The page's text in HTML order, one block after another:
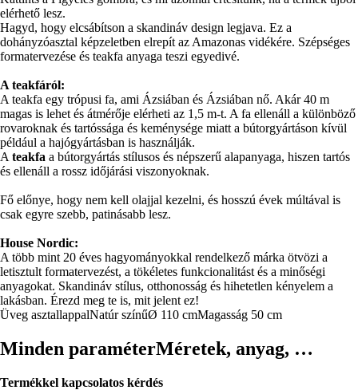
elérhető lesz.
Hagyd, hogy elcsábítson a skandináv design legjava. Ez a
dohányzóasztal képzeletben elrepít az Amazonas vidékére. Szépséges
formatervezése és teakfa anyaga teszi egyedivé.
A teakfáról:
A teakfa egy trópusi fa, ami Ázsiában és Ázsiában nő. Akár 40 m
magas is lehet és átmérője elérheti az 1,5 m-t. A fa ellenáll a különböző
rovaroknak és tartóssága és keménysége miatt a bútorgyártáson kívül
például a hajógyártásban is használják.
A teakfa a bútorgyártás stílusos és népszerű alapanyaga, hiszen tartós
és ellenáll a rossz időjárási viszonyoknak.
Fő előnye, hogy nem kell olajjal kezelni, és hosszú évek múltával is
csak egyre szebb, patinásabb lesz.
House Nordic:
A több mint 20 éves hagyományokkal rendelkező márka ötvözi a
letisztult formatervezést, a tökéletes funkcionalitást és a minőségi
anyagokat. Skandináv stílus, otthonosság és hihetetlen kényelem a
lakásban. Érezd meg te is, mit jelent ez!
Üveg asztallappalNatúr színűØ 110 cmMagasság 50 cm
Minden paraméterMéretek, anyag, …
Termékkel kapcsolatos kérdés